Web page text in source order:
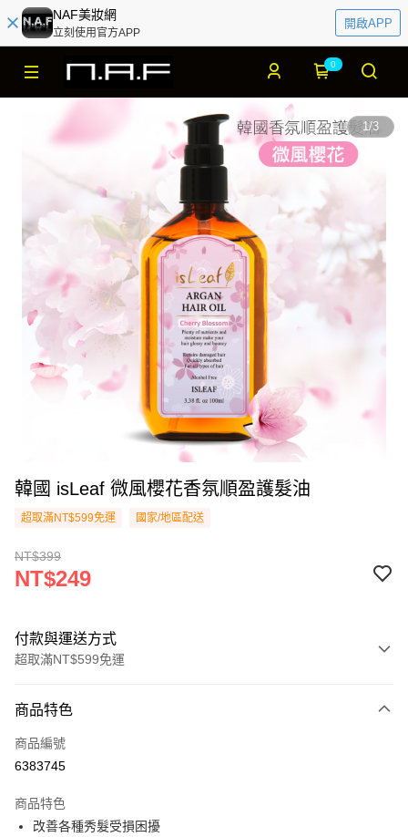
NAF美妝網
立刻使用官方APP
開啟APP
0
1/3
韓國 isLeaf 微風櫻花香氛順盈護髮油
超取滿NT$599免運 國家/地區配送
NT$399
NT$249
付款與運送方式
超取滿NT$599免運
信用卡一次付款
超商取貨付款
Apple Pay
商品特色
商品編號
6383745
商品特色
改善各種秀髮受損困擾